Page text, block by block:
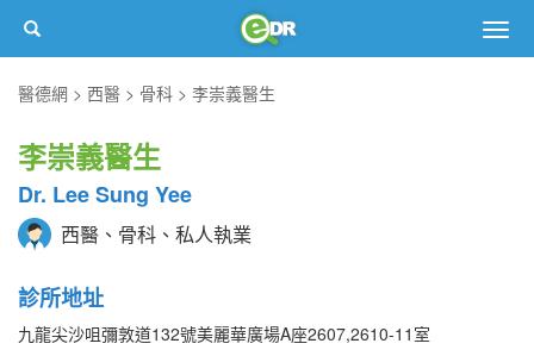
醫德網
西醫 骨科 李崇義醫生
李崇義醫生
Dr. Lee Sung Yee
西醫、骨科、私人執業
診所地址
九龍尖沙咀彌敦道132號美麗華廣場A座2607,2610-11室